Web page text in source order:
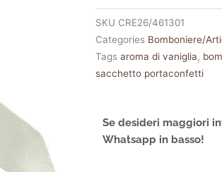
SKU CRE26/461301
Categories Bomboniere/
Tags aroma di vaniglia,
sacchetto portaconfetti
Se desideri maggiori
Whatsapp in basso!